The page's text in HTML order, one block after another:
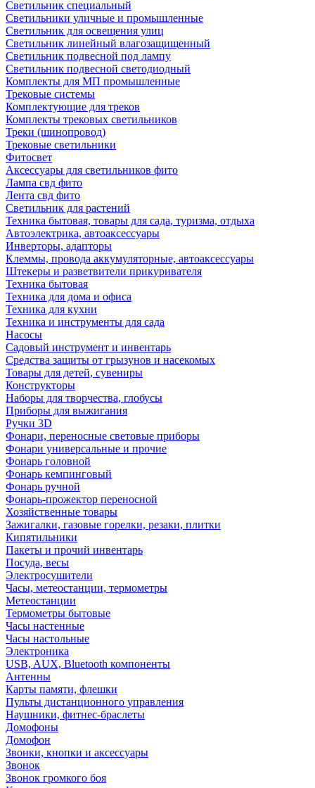
Светильник специальный
Светильники уличные и промышленные
Светильник для освещения улиц
Светильник линейный влагозащищенный
Светильник подвесной под лампу
Светильник подвесной светодиодный
Комплекты для МП промышленные
Трековые системы
Комплектующие для треков
Комплекты трековых светильников
Треки (шинопровод)
Трековые светильники
Фитосвет
Аксессуары для светильников фито
Лампа свд фито
Лента свд фито
Светильник для растений
Техника бытовая, товары для сада, туризма, отдыха
Автоэлектрика, автоаксессуары
Инверторы, адапторы
Клеммы, провода аккумуляторные, автоаксессуары
Штекеры и разветвители прикуривателя
Техника бытовая
Техника для дома и офиса
Техника для кухни
Техника и инструменты для сада
Насосы
Садовый инструмент и инвентарь
Средства защиты от грызунов и насекомых
Товары для детей, сувениры
Конструкторы
Наборы для творчества, глобусы
Приборы для выжигания
Ручки 3D
Фонари, переносные световые приборы
Фонари универсальные и прочие
Фонарь головной
Фонарь кемпинговый
Фонарь ручной
Фонарь-прожектор переносной
Хозяйственные товары
Зажигалки, газовые горелки, резаки, плитки
Кипятильники
Пакеты и прочий инвентарь
Посуда, весы
Электросушители
Часы, метеостанции, термометры
Метеостанции
Термометры бытовые
Часы настенные
Часы настольные
Электроника
USB, AUX, Bluetooth компоненты
Антенны
Карты памяти, флешки
Пульты дистанционного управления
Наушники, фитнес-браслеты
Домофоны
Домофон
Звонки, кнопки и аксессуары
Звонок
Звонок громкого боя